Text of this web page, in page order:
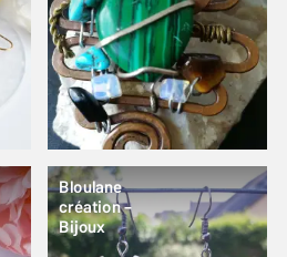
Bloulane
création –
Bijoux